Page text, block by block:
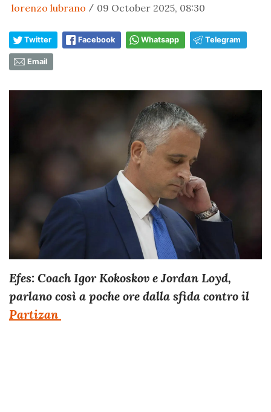
lorenzo lubrano / 09 October 2025, 08:30
Twitter Facebook Whatsapp Telegram
Email
Efes: Coach Igor Kokoskov e Jordan Loyd,
parlano così a poche ore dalla sfida contro il
Partizan